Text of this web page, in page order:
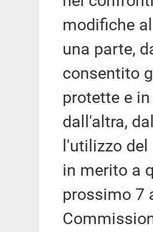
modifiche
una parte,
consentito
protette e
dall'altra,
l'utilizzo
in merito a
prossimo 7